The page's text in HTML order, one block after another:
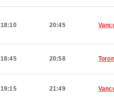
18:10 20:45
18:45 20:58
19:15 21:49